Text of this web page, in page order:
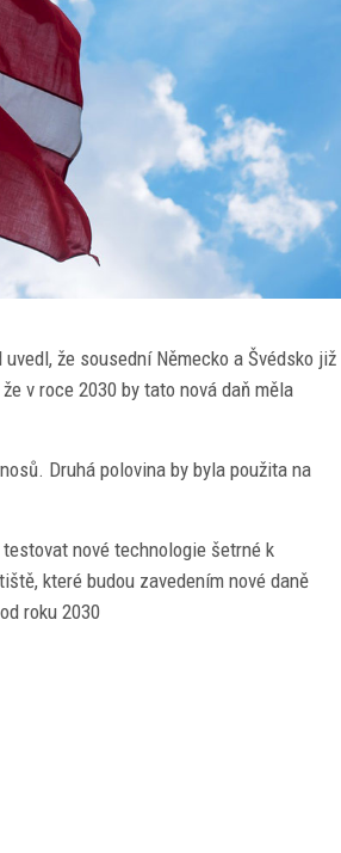
že sousední Německo a Švédsko již
v roce 2030 by tato nová daň měla
Druhá polovina by byla použita na
nové technologie šetrné k
které budou zavedením nové daně
roku 2030